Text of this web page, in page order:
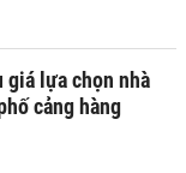
giá lựa chọn nhà
cảng hàng